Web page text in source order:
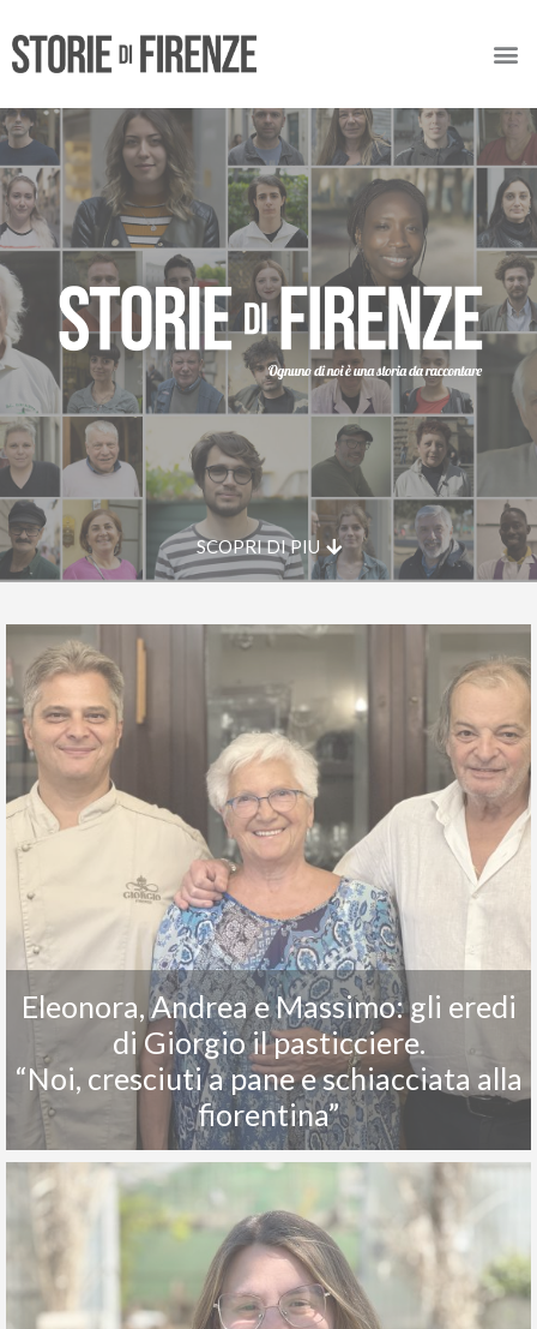
SCOPRI DI PIU
Eleonora, Andrea e Massimo: gli eredi
di Giorgio il pasticciere.
“Noi, cresciuti a pane e schiacciata alla
fiorentina”